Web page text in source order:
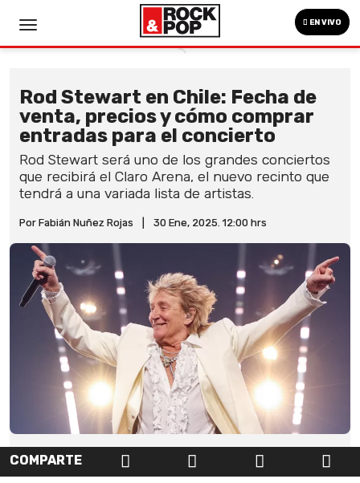
EN VIVO
Rod Stewart en Chile: Fecha de
venta, precios y cómo comprar
entradas para el concierto
Rod Stewart será uno de los grandes conciertos
que recibirá el Claro Arena, el nuevo recinto que
tendrá a una variada lista de artistas.
Por Fabián Nuñez Rojas 30 Ene, 2025. 12:00 hrs
COMPARTE